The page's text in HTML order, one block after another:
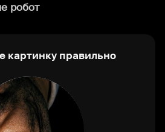
робот
картинку правильно